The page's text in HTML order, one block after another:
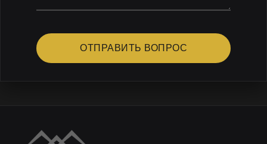
ОТПРАВИТЬ ВОПРОС